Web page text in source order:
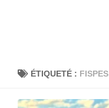
ÉTIQUETÉ : FISPES